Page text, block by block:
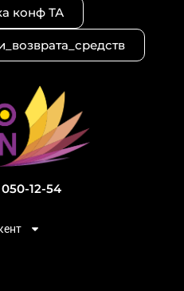
12-54
конф ТА